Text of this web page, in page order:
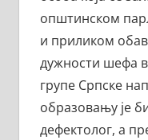
општинском
и приликом
дужности шефа
групе Српске
образовању је
дефектолог, а